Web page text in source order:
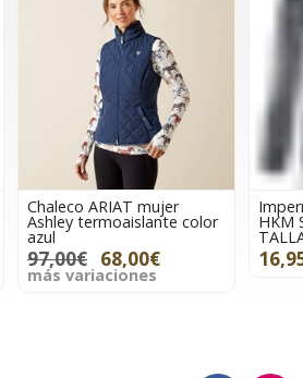
Chaleco ARIAT mujer
Ashley termoaislante color
azul
97,00€ 68,00€
más variaciones
HKM